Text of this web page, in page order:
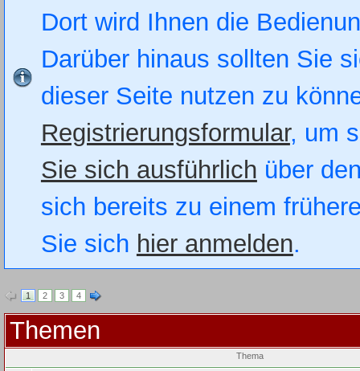
Dort wird Ihnen die
Darüber hinaus sollten Sie
dieser Seite nutzen zu
Registrierungsformular, um
Sie sich ausführlich über
sich bereits zu einem
Sie sich hier anmelden.
1 2 3 4
Themen
Thema